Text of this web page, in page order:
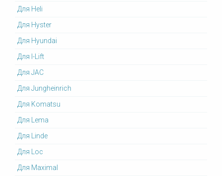
Для Heli
Для Hyster
Для Hyundai
Для I-Lift
Для JAC
Для Jungheinrich
Для Komatsu
Для Lema
Для Linde
Для Loc
Для Maximal